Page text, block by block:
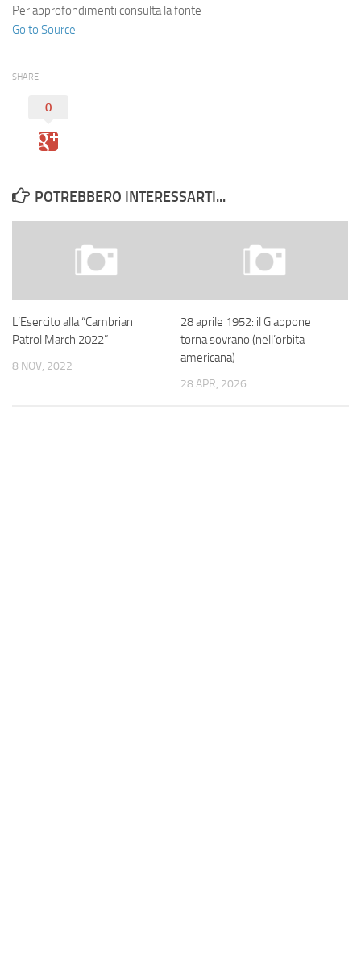
Per approfondimenti consulta la fonte
Go to Source
SHARE
0
POTREBBERO INTERESSARTI...
L’Esercito alla “Cambrian
Patrol March 2022”
8 NOV, 2022
28 aprile 1952: il Giappone
torna sovrano (nell’orbita
americana)
28 APR, 2026